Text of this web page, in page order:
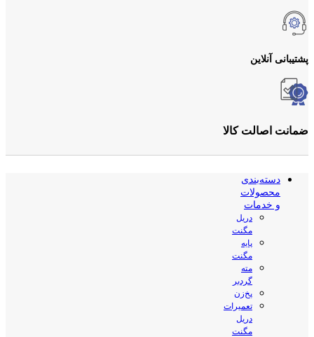
پشتیبانی آنلاین
ضمانت اصالت کالا
دسته‌بندی
محصولات
و خدمات
دریل
مگنت
پایه
مگنت
مته
گردبر
پخ‌زن
تعمیرات
دریل
مگنت